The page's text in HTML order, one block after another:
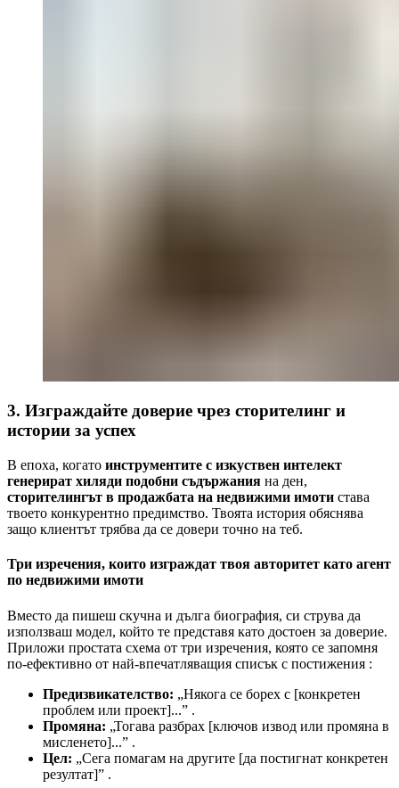
3. Изграждайте доверие чрез сторителинг и
истории за успех
В епоха, когато инструментите с изкуствен интелект
генерират хиляди подобни съдържания на ден,
сторителингът в продажбата на недвижими имоти става
твоето конкурентно предимство. Твоята история обяснява
защо клиентът трябва да се довери точно на теб.
Три изречения, които изграждат твоя авторитет като агент
по недвижими имоти
Вместо да пишеш скучна и дълга биография, си струва да
използваш модел, който те представя като достоен за доверие.
Приложи простата схема от три изречения, която се запомня
по-ефективно от най-впечатляващия списък с постижения :
Предизвикателство: „Някога се борех с [конкретен
проблем или проект]...” .
Промяна: „Тогава разбрах [ключов извод или промяна в
мисленето]...” .
Цел: „Сега помагам на другите [да постигнат конкретен
резултат]” .